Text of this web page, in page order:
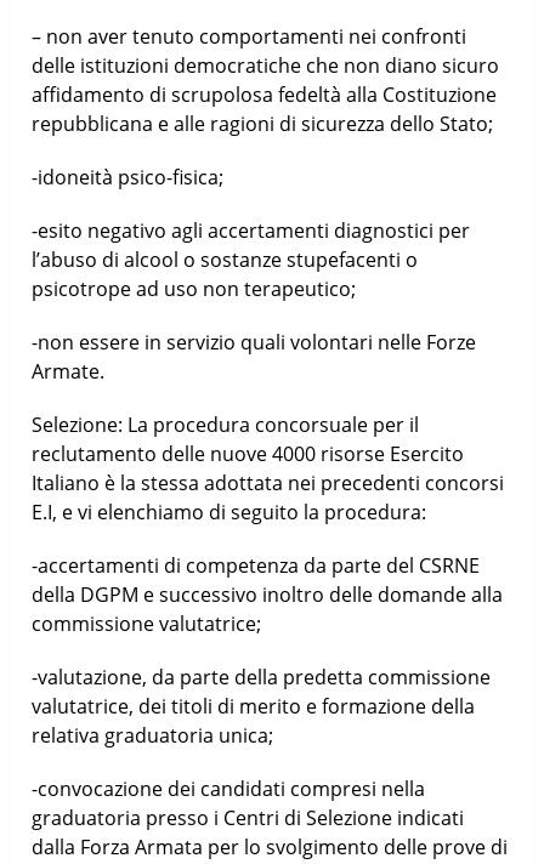
– non aver tenuto comportamenti nei confronti
delle istituzioni democratiche che non diano sicuro
affidamento di scrupolosa fedeltà alla Costituzione
repubblicana e alle ragioni di sicurezza dello Stato;
-idoneità psico-fisica;
-esito negativo agli accertamenti diagnostici per
l’abuso di alcool o sostanze stupefacenti o
psicotrope ad uso non terapeutico;
-non essere in servizio quali volontari nelle Forze
Armate.
Selezione: La procedura concorsuale per il
reclutamento delle nuove 4000 risorse Esercito
Italiano è la stessa adottata nei precedenti concorsi
E.I, e vi elenchiamo di seguito la procedura:
-accertamenti di competenza da parte del CSRNE
della DGPM e successivo inoltro delle domande alla
commissione valutatrice;
-valutazione, da parte della predetta commissione
valutatrice, dei titoli di merito e formazione della
relativa graduatoria unica;
-convocazione dei candidati compresi nella
graduatoria presso i Centri di Selezione indicati
dalla Forza Armata per lo svolgimento delle prove di